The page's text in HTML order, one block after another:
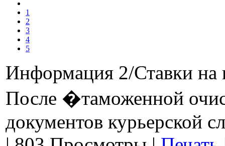
1
2
3
4
5
Информация 2/Ставки на
После �таможенной
документов курьерской